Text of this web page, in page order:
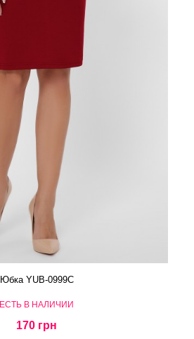
Юбка YUB-0999C
ЕСТЬ В НАЛИЧИИ
170 грн